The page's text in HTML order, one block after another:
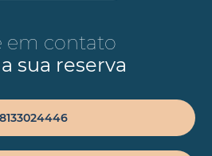
em contato
sua reserva
8133024446